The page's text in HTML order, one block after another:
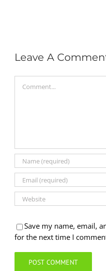
Leave A
Save my name, email,
for the next time I